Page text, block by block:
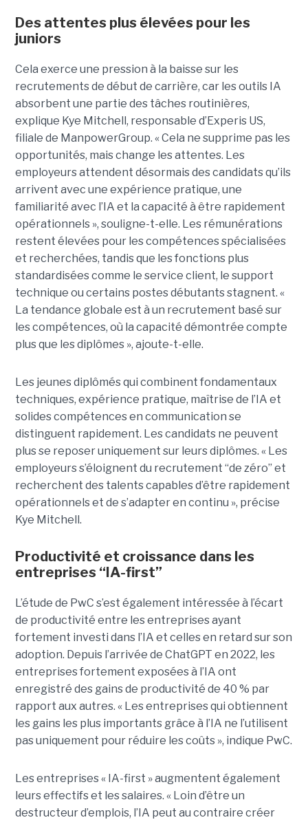
Des attentes plus élevées pour les
juniors
Cela exerce une pression à la baisse sur les
recrutements de début de carrière, car les outils IA
absorbent une partie des tâches routinières,
explique Kye Mitchell, responsable d’Experis US,
filiale de ManpowerGroup. « Cela ne supprime pas les
opportunités, mais change les attentes. Les
employeurs attendent désormais des candidats qu’ils
arrivent avec une expérience pratique, une
familiarité avec l’IA et la capacité à être rapidement
opérationnels », souligne-t-elle. Les rémunérations
restent élevées pour les compétences spécialisées
et recherchées, tandis que les fonctions plus
standardisées comme le service client, le support
technique ou certains postes débutants stagnent. «
La tendance globale est à un recrutement basé sur
les compétences, où la capacité démontrée compte
plus que les diplômes », ajoute-t-elle.
Les jeunes diplômés qui combinent fondamentaux
techniques, expérience pratique, maîtrise de l’IA et
solides compétences en communication se
distinguent rapidement. Les candidats ne peuvent
plus se reposer uniquement sur leurs diplômes. « Les
employeurs s’éloignent du recrutement “de zéro” et
recherchent des talents capables d’être rapidement
opérationnels et de s’adapter en continu », précise
Kye Mitchell.
Productivité et croissance dans les
entreprises “IA-first”
L’étude de PwC s’est également intéressée à l’écart
de productivité entre les entreprises ayant
fortement investi dans l’IA et celles en retard sur son
adoption. Depuis l’arrivée de ChatGPT en 2022, les
entreprises fortement exposées à l’IA ont
enregistré des gains de productivité de 40 % par
rapport aux autres. « Les entreprises qui obtiennent
les gains les plus importants grâce à l’IA ne l’utilisent
pas uniquement pour réduire les coûts », indique PwC.
Les entreprises « IA-first » augmentent également
leurs effectifs et les salaires. « Loin d’être un
destructeur d’emplois, l’IA peut au contraire créer